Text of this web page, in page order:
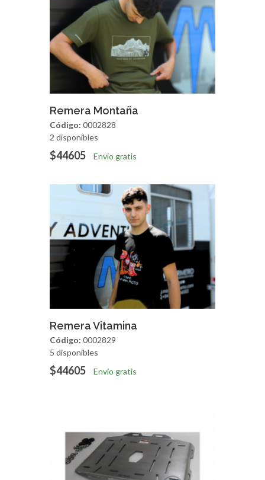
Agregar
Remera Montaña
Código: 0002828
2 disponibles
$44605 Envío gratis
Agregar
Remera Vitamina
Código: 0002829
5 disponibles
$44605 Envío gratis